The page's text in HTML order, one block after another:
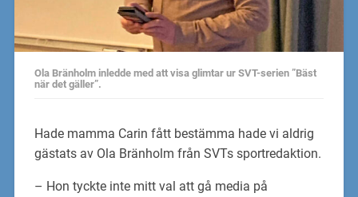
Ola Bränholm inledde med att visa glimtar ur SVT-serien ”Bäst
när det gäller”.
Hade mamma Carin fått bestämma hade vi aldrig
gästats av Ola Bränholm från SVTs sportredaktion.
– Hon tyckte inte mitt val att gå media på